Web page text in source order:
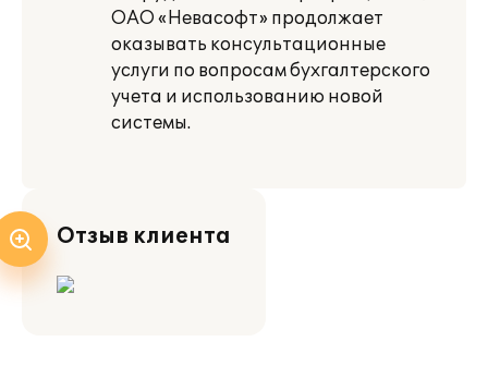
ОАО «Невасофт» продолжает
оказывать консультационные
услуги по вопросам бухгалтерского
учета и использованию новой
системы.
Отзыв клиента